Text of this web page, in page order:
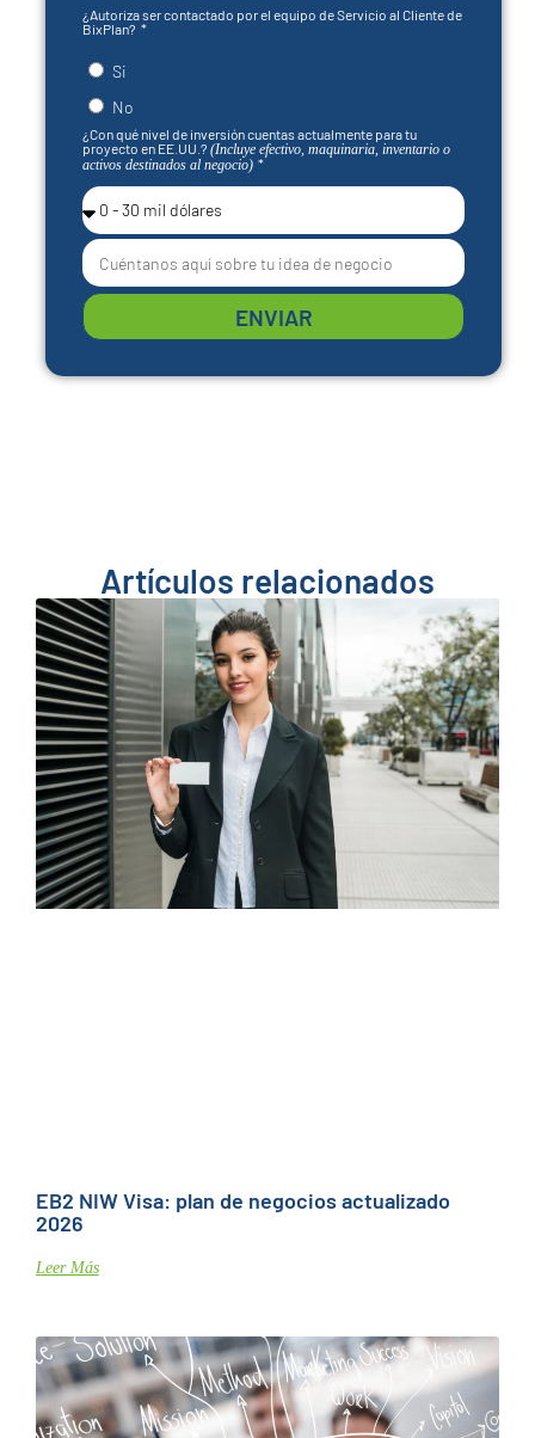
¿Autoriza ser contactado por el equipo de Servicio al Cliente de
BixPlan?
Si
No
¿Con qué nivel de inversión cuentas actualmente para tu
proyecto en EE.UU.? (Incluye efectivo, maquinaria, inventario o
activos destinados al negocio)
ENVIAR
Artículos relacionados
EB2 NIW Visa: plan de negocios actualizado
2026
Leer Más